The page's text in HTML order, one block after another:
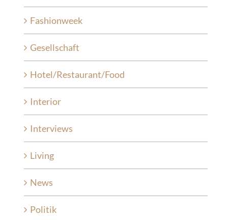
Fashionweek
Gesellschaft
Hotel/Restaurant/Food
Interior
Interviews
Living
News
Politik